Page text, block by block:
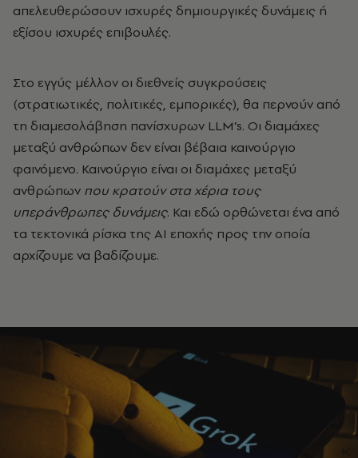
απελευθερώσουν ισχυρές δημιουργικές δυνάμεις ή
εξίσου ισχυρές επιβουλές.
Στο εγγύς μέλλον οι διεθνείς συγκρούσεις
(στρατιωτικές, πολιτικές, εμπορικές), θα περνούν από
τη διαμεσολάβηση πανίσχυρων LLM’s. Οι διαμάχες
μεταξύ ανθρώπων δεν είναι βέβαια καινούργιο
φαινόμενο. Καινούργιο είναι οι διαμάχες μεταξύ
ανθρώπων που κρατούν στα χέρια τους
υπεράνθρωπες δυνάμεις. Και εδώ ορθώνεται ένα από
τα τεκτονικά ρίσκα της AI εποχής προς την οποία
αρχίζουμε να βαδίζουμε.